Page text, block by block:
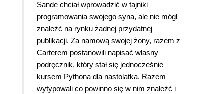
Sande chciał wprowadzić w tajniki
programowania swojego syna, ale nie mógł
znaleźć na rynku żadnej przydatnej
publikacji. Za namową swojej żony, razem z
Carterem postanowili napisać własny
podręcznik, który stał się jednocześnie
kursem Pythona dla nastolatka. Razem
wytypowali co powinno się w nim znaleźć i